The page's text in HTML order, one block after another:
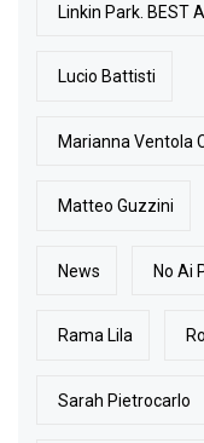
Linkin Park. BEST
Lucio Battisti
Marianna Ventola
Matteo Guzzini
News No Ai
Rama Lila
Sarah Pietrocarlo